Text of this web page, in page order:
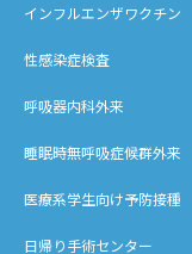
インフルエンザワクチン
性感染症検査
呼吸器内科外来
睡眠時無呼吸症候群外来
医療系学生向け予防接種
日帰り手術センター